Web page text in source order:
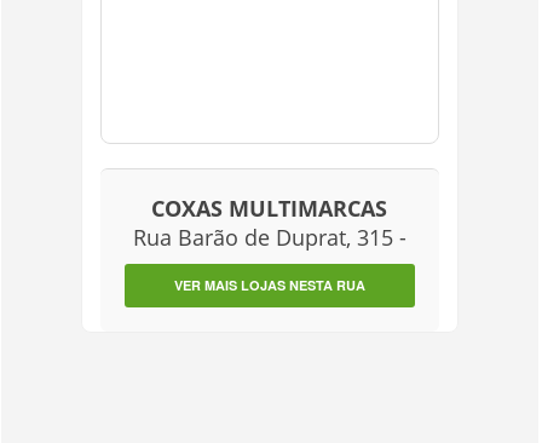
COXAS MULTIMARCAS
Rua Barão de Duprat, 315 -
VER MAIS LOJAS NESTA RUA